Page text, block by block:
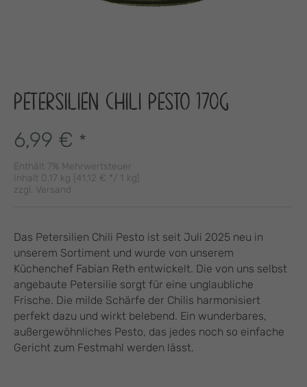
PETERSILIEN CHILI PESTO 170G
6,99 € *
Enthält 7% Mehrwertsteuer
Inhalt 0,17 kg (41,12 € */ 1 kg)
zzgl. Versand
Das Petersilien Chili Pesto ist seit Juli 2025 neu in
unserem Sortiment und wurde von unserem
Küchenchef Fabian Reth entwickelt. Die von uns selbst
angebaute Petersilie sorgt für eine unglaubliche
Frische. Die milde Schärfe der Chilis harmonisiert
perfekt dazu und wirkt belebend. Ein wunderbares,
außergewöhnliches Pesto, das jedes noch so einfache
Gericht zum Festmahl werden lässt.